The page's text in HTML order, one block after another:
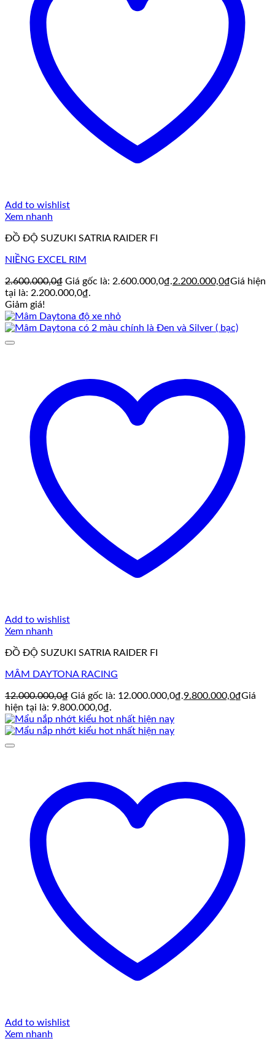
Add to wishlist
Xem nhanh
ĐỒ ĐỘ SUZUKI SATRIA RAIDER FI
NIỀNG EXCEL RIM
2.600.000,0₫ Giá gốc là: 2.600.000,0₫.2.200.000,0₫Giá hiện
tại là: 2.200.000,0₫.
Giảm giá!
Add to wishlist
Xem nhanh
ĐỒ ĐỘ SUZUKI SATRIA RAIDER FI
MÂM DAYTONA RACING
12.000.000,0₫ Giá gốc là: 12.000.000,0₫.9.800.000,0₫Giá
hiện tại là: 9.800.000,0₫.
Add to wishlist
Xem nhanh